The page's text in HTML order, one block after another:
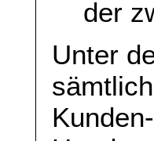
der
Unter